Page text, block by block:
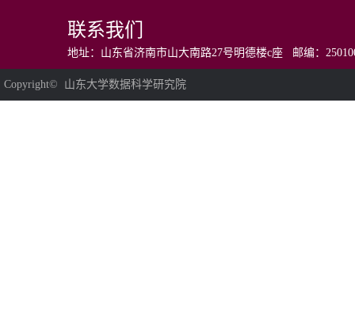
联系我们
地址：山东省济南市山大南路27号明德楼c座 邮编：
Copyright© 山东大学数据科学研究院